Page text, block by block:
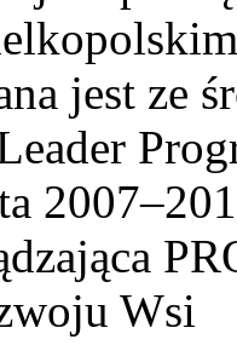
jest ze
Wsi